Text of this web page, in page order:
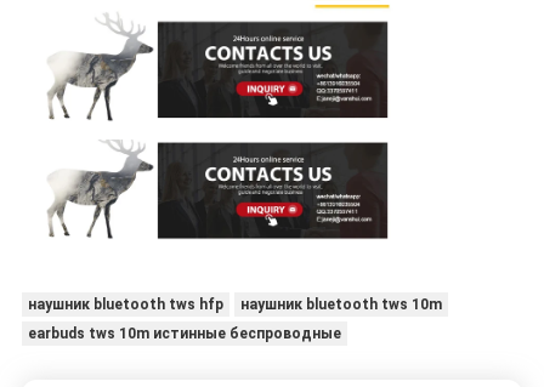
наушник bluetooth tws hfp
наушник bluetooth tws 10m
earbuds tws 10m истинные беспроводные